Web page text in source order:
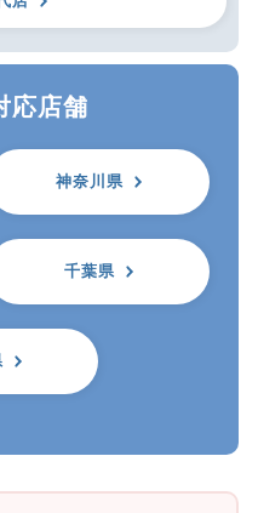
応店舗
神奈川県
千葉県